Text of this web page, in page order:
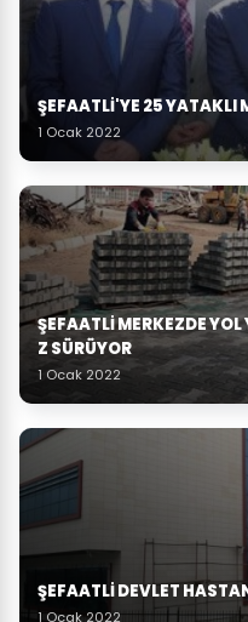
ŞEFAATLİ'YE 25 YATAKLI
1 Ocak 2022
ŞEFAATLİ MERKEZDE
Z SÜRÜYOR
1 Ocak 2022
ŞEFAATLİ DEVLET
1 Ocak 2022